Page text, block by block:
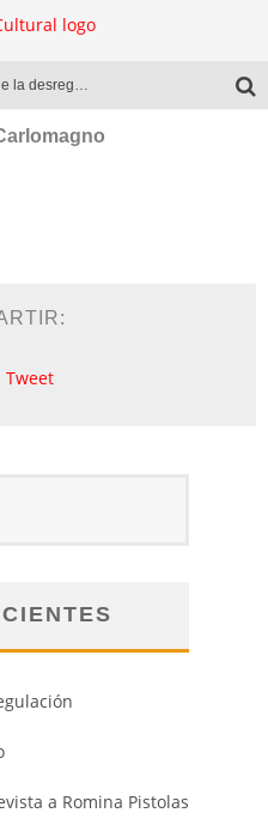
El libro en la mira de la desregulación
Tweet
a Romina Pistolas